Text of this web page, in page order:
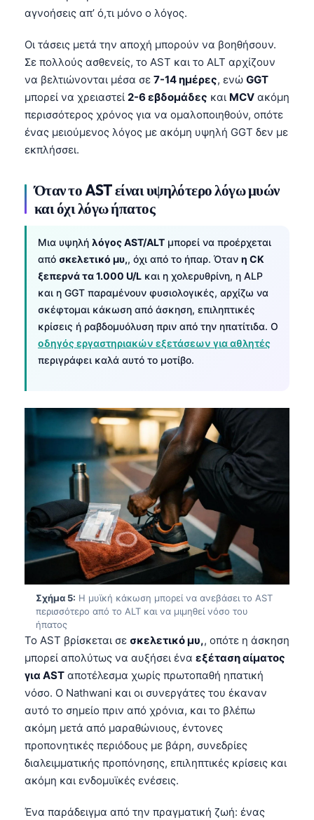
αγνοήσεις απ’ ό,τι μόνο ο λόγος.
Οι τάσεις μετά την αποχή μπορούν να βοηθήσουν.
Σε πολλούς ασθενείς, το AST και το ALT αρχίζουν
να βελτιώνονται μέσα σε 7-14 ημέρες, ενώ GGT
μπορεί να χρειαστεί 2-6 εβδομάδες και MCV ακόμη
περισσότερος χρόνος για να ομαλοποιηθούν, οπότε
ένας μειούμενος λόγος με ακόμη υψηλή GGT δεν με
εκπλήσσει.
Όταν το AST είναι υψηλότερο λόγω μυών
και όχι λόγω ήπατος
Μια υψηλή λόγος AST/ALT μπορεί να προέρχεται
από σκελετικό μυ,, όχι από το ήπαρ. Όταν η CK
ξεπερνά τα 1.000 U/L και η χολερυθρίνη, η ALP
και η GGT παραμένουν φυσιολογικές, αρχίζω να
σκέφτομαι κάκωση από άσκηση, επιληπτικές
κρίσεις ή ραβδομυόλυση πριν από την ηπατίτιδα. Ο
οδηγός εργαστηριακών εξετάσεων για αθλητές
περιγράφει καλά αυτό το μοτίβο.
Σχήμα 5: Η μυϊκή κάκωση μπορεί να ανεβάσει το AST
περισσότερο από το ALT και να μιμηθεί νόσο του
ήπατος
Το AST βρίσκεται σε σκελετικό μυ,, οπότε η άσκηση
μπορεί απολύτως να αυξήσει ένα εξέταση αίματος
για AST αποτέλεσμα χωρίς πρωτοπαθή ηπατική
νόσο. Ο Nathwani και οι συνεργάτες του έκαναν
αυτό το σημείο πριν από χρόνια, και το βλέπω
ακόμη μετά από μαραθώνιους, έντονες
προπονητικές περιόδους με βάρη, συνεδρίες
διαλειμματικής προπόνησης, επιληπτικές κρίσεις και
ακόμη και ενδομυϊκές ενέσεις.
Ένα παράδειγμα από την πραγματική ζωή: ένας
Cebuano
ئۇيغۇرچە
Кыргызча
Татар теле
Беларуская мова
Esperanto
Frysk
Ślōnskŏ gŏdka
Norsk bokmål